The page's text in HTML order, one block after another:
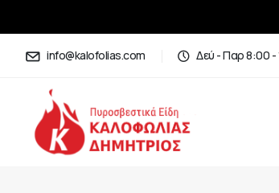
info@kalofolias.com Δεύ - Παρ 8:00 -